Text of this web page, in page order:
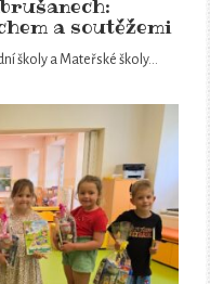
a soutěžemi
školy a Mateřské školy…